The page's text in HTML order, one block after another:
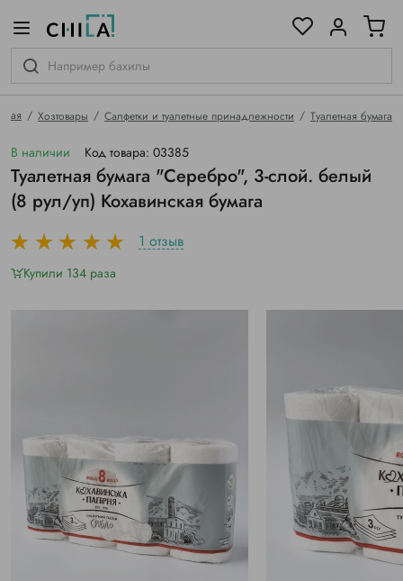
Хозтовары Салфетки и туалетные принадлежности Туалетная бумага
В наличии Код товара: 03385
Туалетная бумага "Серебро", 3-слой. белый
(8 рул/уп) Кохавинская бумага
1 отзыв
Купили 134 раза
гамме